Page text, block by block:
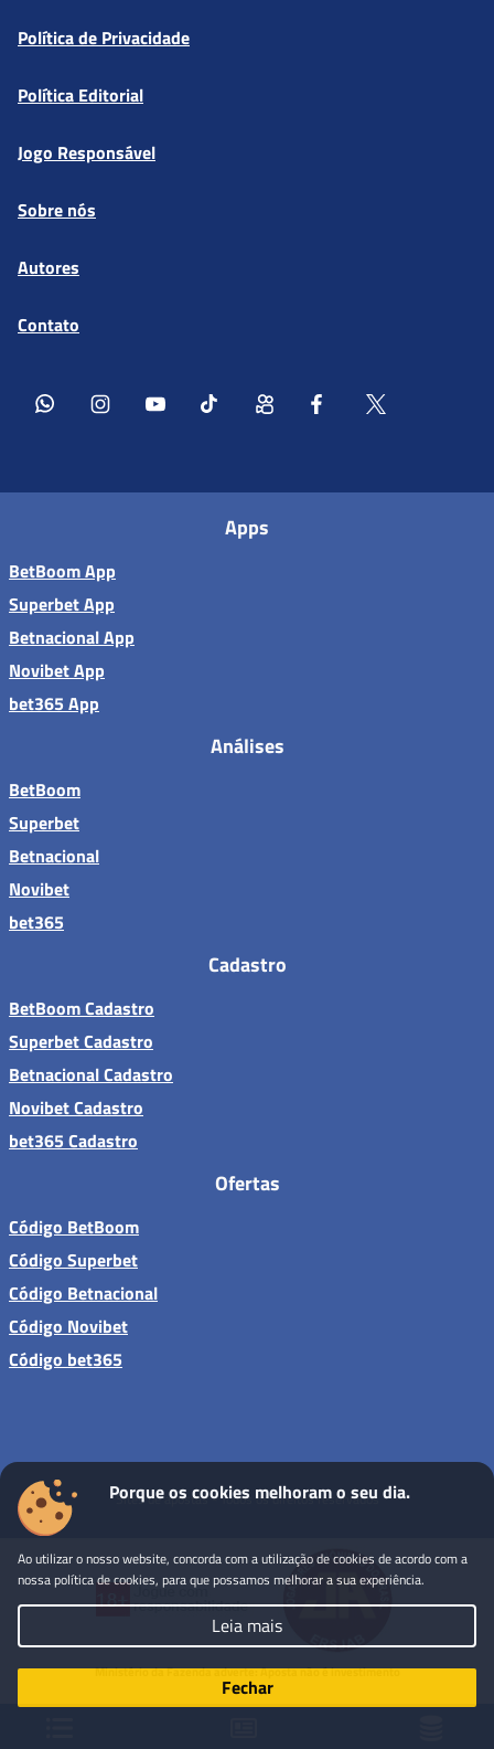
Política de Privacidade
Política Editorial
Jogo Responsável
Sobre nós
Autores
Contato
Apps
BetBoom App
Superbet App
Betnacional App
Novibet App
bet365 App
Análises
BetBoom
Superbet
Betnacional
Novibet
bet365
Cadastro
BetBoom Cadastro
Superbet Cadastro
Betnacional Cadastro
Novibet Cadastro
bet365 Cadastro
Ofertas
Código BetBoom
Código Superbet
Código Betnacional
Código Novibet
Código bet365
Sites de apostas - Todos os direitos reservados
Porque os cookies melhoram o seu dia.
Ao utilizar o nosso website, concorda com a utilização de cookies de acordo com a
nossa política de cookies, para que possamos melhorar a sua experiência.
Leia mais
Fechar
Ministério da Fazenda adverte: Aposta não é investimento